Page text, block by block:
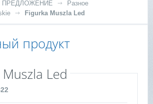
ПРЕДЛОЖЕНИЕ
Разное
Figurka Muszla Led
продукт
Led